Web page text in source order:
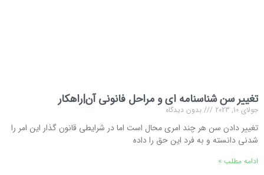
تغییر سن شناسنامه ای و مراحل فانونی آن|راهکار
جولای 10, 2023 بدون دیدگاه
تغییر دادن سن هر چند امری محال است اما در شرایطی قانون گذار این امر را
شدنی دانسته و به فرد این حق را داده
ادامه مطلب »